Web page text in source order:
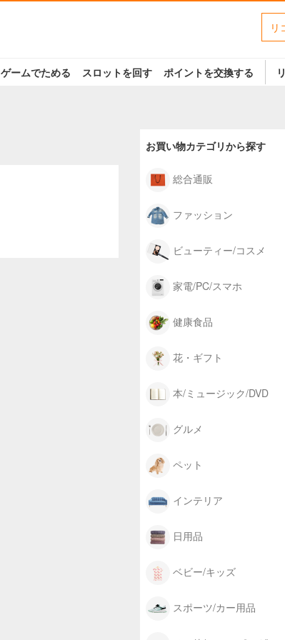
リ
ゲームでためる スロットを回す ポイントを交換する
お買い物カテゴリから探す
総合通販
ファッション
ビューティー/コスメ
家電/PC/スマホ
健康食品
花・ギフト
本/ミュージック/DVD
グルメ
ペット
インテリア
日用品
ベビー/キッズ
スポーツ/カー用品